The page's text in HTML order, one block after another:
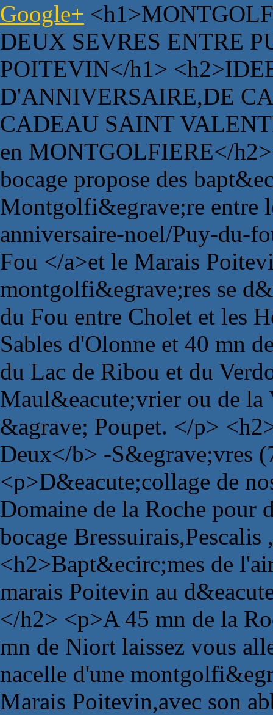
Google+
DEUX SEVRES ENTRE
POITEVIN</h1>
D'ANNIVERSAIRE,DE
CADEAU SAINT
en MONTGOLFIERE</
bocage propose des
Montgolfi&egrave;re entre
anniversaire-noel/Puy-du-
Fou </a>et le Marais
montgolfi&egrave;res se
du Fou entre Cholet et les
Sables d'Olonne et 40 mn
du Lac de Ribou et du
Maul&eacute;vrier ou de la
&agrave; Poupet. </p>
Deux</b> -S&egrave;vres
<p>D&eacute;collage de
Domaine de la Roche pour
bocage
<h2>Bapt&ecirc;mes de
marais Poitevin au
</h2> <p>A 45 mn de la
mn de Niort laissez vous
nacelle d'une
Marais Poitevin,avec son